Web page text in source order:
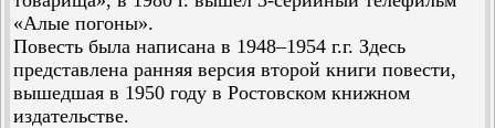
«Алые погоны».
Повесть была написана в 1948–1954 г.г. Здесь
представлена ранняя версия второй книги повести,
вышедшая в 1950 году в Ростовском книжном
издательстве.